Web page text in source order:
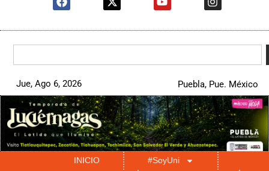
Jue, Ago 6, 2026 Puebla, Pue. México
INICIO
#SoyUni